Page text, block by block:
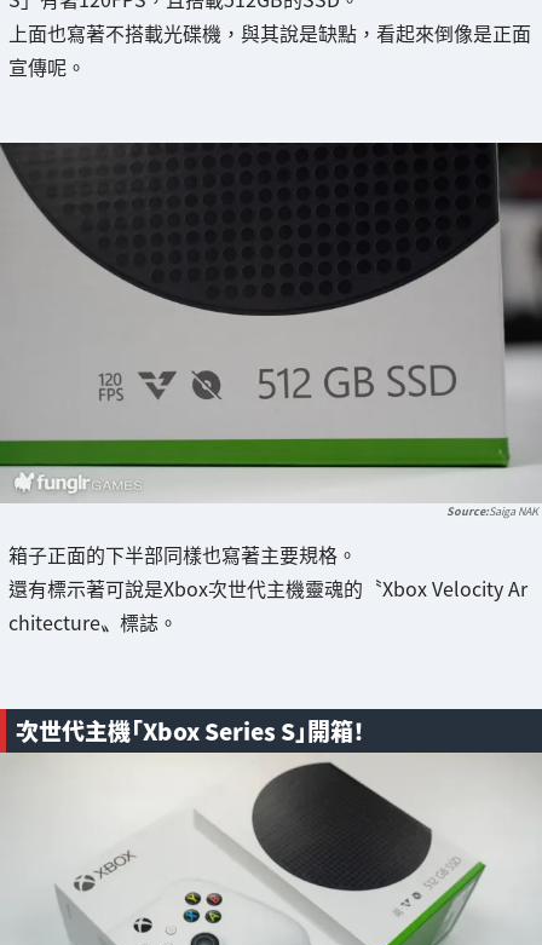
上面也寫著不搭載光碟機，與其說是缺點，看起來倒像是正面
宣傳呢。
Saiga NAK
箱子正面的下半部同樣也寫著主要規格。
還有標示著可說是Xbox次世代主機靈魂的〝Xbox Velocity Ar
chitecture〟標誌。
次世代主機「Xbox Series S」開箱！